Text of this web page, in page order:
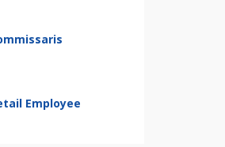
Employee